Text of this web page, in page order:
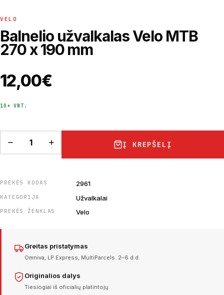
VELO
Balnelio užvalkalas Velo MTB
270 x 190 mm
12,00€
10+ VNT.
Į KREPŠELĮ
PREKĖS KODAS 2961
KATEGORIJA Užvalkalai
PREKĖS ŽENKLAS Velo
Greitas pristatymas
Omniva, LP Express, MultiParcels. 2–6 d.d.
Originalios dalys
Tiesiogiai iš oficialių platintojų